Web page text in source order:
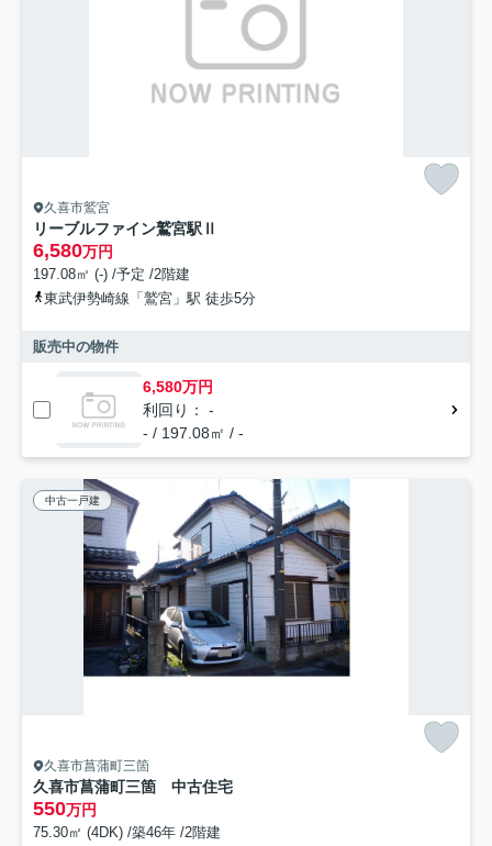
久喜市鷲宮
リーブルファイン鷲宮駅Ⅱ
6,580万円
197.08㎡ (-) /予定 /2階建
東武伊勢崎線「鷲宮」駅 徒歩5分
販売中の物件
6,580万円
利回り： -
- / 197.08㎡ / -
中古一戸建
久喜市菖蒲町三箇
久喜市菖蒲町三箇 中古住宅
550万円
75.30㎡ (4DK) /築46年 /2階建